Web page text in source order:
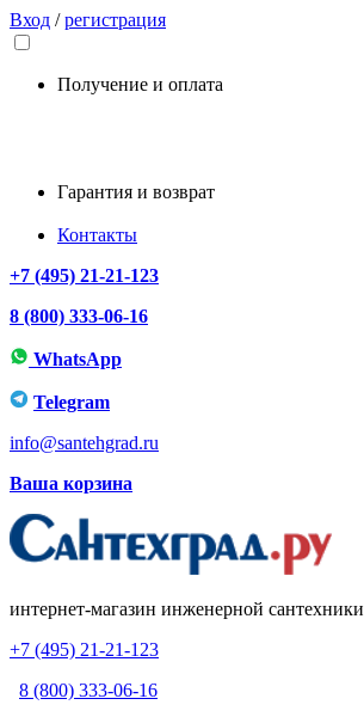
Вход /регистрация
Получение и оплата
Гарантия и возврат
Контакты
+7 (495) 21-21-123
8 (800) 333-06-16
WhatsApp
Telegram
info@santehgrad.ru
Ваша корзина
интернет-магазин инженерной сантехники
+7 (495) 21-21-123
8 (800) 333-06-16